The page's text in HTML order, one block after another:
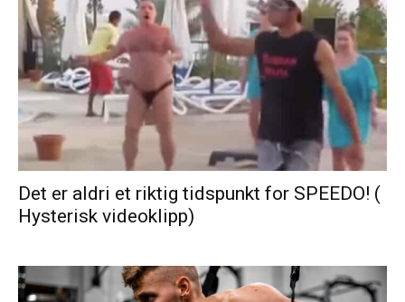
Det er aldri et riktig tidspunkt for SPEEDO! (
Hysterisk videoklipp)